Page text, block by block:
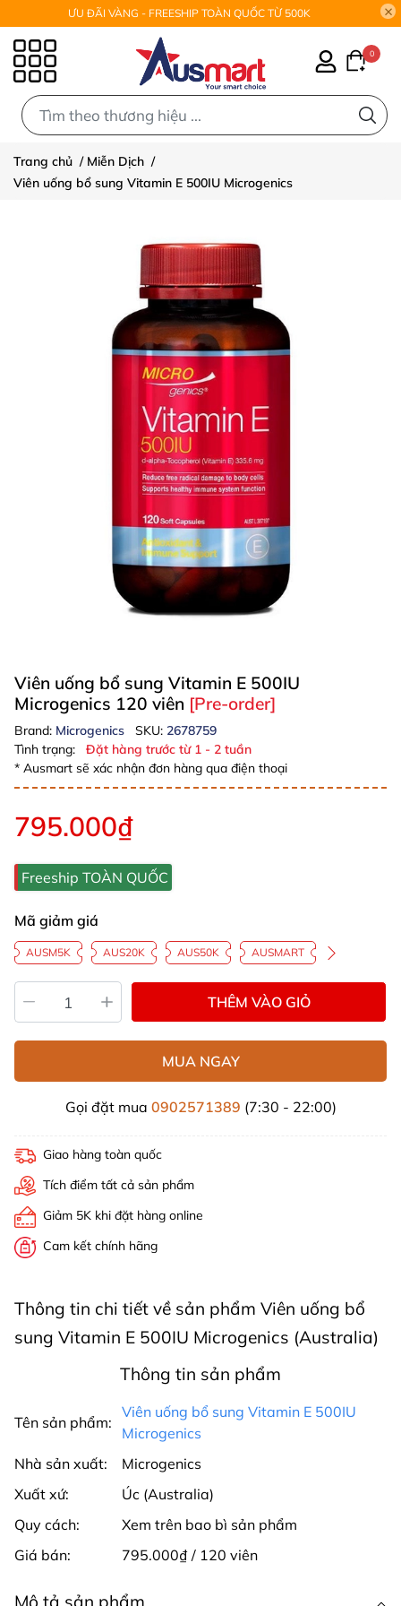
ƯU ĐÃI VÀNG - FREESHIP TOÀN QUỐC TỪ 500K
0
Trang chủ / Miễn Dịch /
Viên uống bổ sung Vitamin E 500IU Microgenics
Viên uống bổ sung Vitamin E 500IU
Microgenics 120 viên [Pre-order]
Brand: Microgenics SKU: 2678759
Tình trạng:
Đặt hàng trước từ 1 - 2 tuần
* Ausmart sẽ xác nhận đơn hàng qua điện thoại
795.000₫
Freeship TOÀN QUỐC
Mã giảm giá
AUSM5K AUS20K AUS50K AUSMART
THÊM VÀO GIỎ
MUA NGAY
Gọi đặt mua 0902571389 (7:30 - 22:00)
Giao hàng toàn quốc
Tích điểm tất cả sản phẩm
Giảm 5K khi đặt hàng online
Cam kết chính hãng
Thông tin chi tiết về sản phẩm Viên uống bổ
sung Vitamin E 500IU Microgenics (Australia)
Thông tin sản phẩm
Tên sản phẩm:
Viên uống bổ sung Vitamin E 500IU
Microgenics
Nhà sản xuất:
Microgenics
Xuất xứ:
Úc (Australia)
Quy cách:
Xem trên bao bì sản phẩm
Giá bán:
795.000₫ / 120 viên
Mô tả sản phẩm